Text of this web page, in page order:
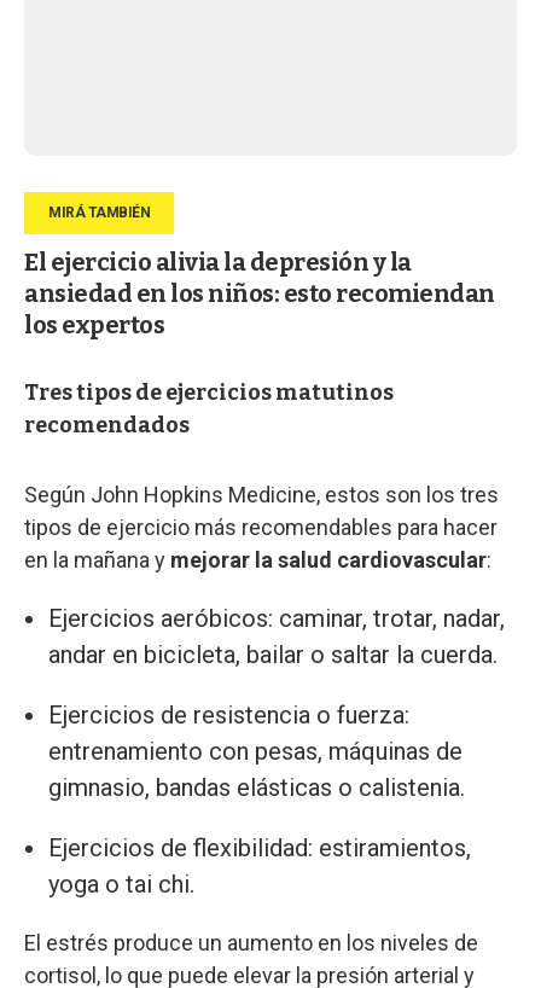
El ejercicio alivia la depresión y la
ansiedad en los niños: esto recomiendan
los expertos
Tres tipos de ejercicios matutinos
recomendados
Según John Hopkins Medicine, estos son los tres
tipos de ejercicio más recomendables para hacer
en la mañana y mejorar la salud cardiovascular:
Ejercicios aeróbicos: caminar, trotar, nadar,
andar en bicicleta, bailar o saltar la cuerda.
Ejercicios de resistencia o fuerza:
entrenamiento con pesas, máquinas de
gimnasio, bandas elásticas o calistenia.
Ejercicios de flexibilidad: estiramientos,
yoga o tai chi.
El estrés produce un aumento en los niveles de
cortisol, lo que puede elevar la presión arterial y